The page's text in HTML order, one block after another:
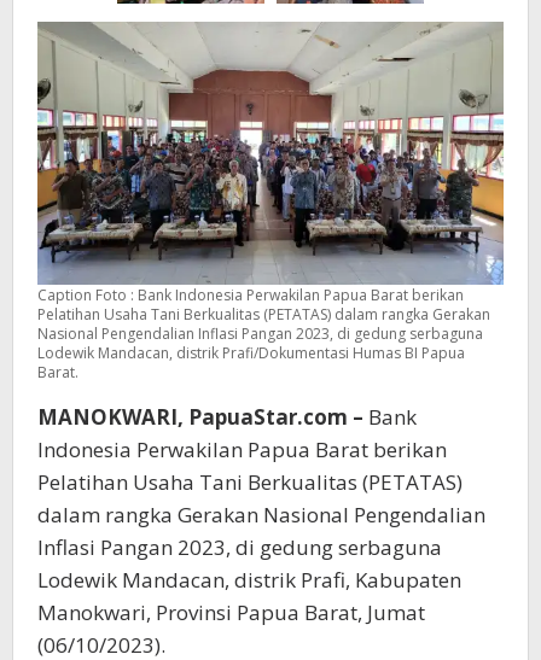
Caption Foto : Bank Indonesia Perwakilan Papua Barat berikan
Pelatihan Usaha Tani Berkualitas (PETATAS) dalam rangka Gerakan
Nasional Pengendalian Inflasi Pangan 2023, di gedung serbaguna
Lodewik Mandacan, distrik Prafi/Dokumentasi Humas BI Papua
Barat.
MANOKWARI, PapuaStar.com – Bank
Indonesia Perwakilan Papua Barat berikan
Pelatihan Usaha Tani Berkualitas (PETATAS)
dalam rangka Gerakan Nasional Pengendalian
Inflasi Pangan 2023, di gedung serbaguna
Lodewik Mandacan, distrik Prafi, Kabupaten
Manokwari, Provinsi Papua Barat, Jumat
(06/10/2023).